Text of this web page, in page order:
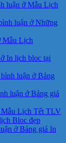
luận ở Mẫu Lịch
luận ở Những
Mẫu Lịch
ở In lịch bloc tại
luận ở Bảng
luận ở Bảng giá
Lịch Tết TLV
Bloc đẹp
ở Bảng giá In